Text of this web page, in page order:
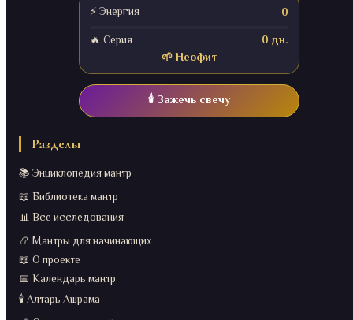
нейропластичность
очищение кармы
рудракша
саморазвитие
успокоение ума
энергетическая защита
Показать все теги
⚡ Энергия 0
🔥 Серия 0 дн.
🌱 Неофит
🕯️ Зажечь свечу
Разделы
📚 Энциклопедия мантр
📖 Библиотека мантр
📊 Все исследования
📿 Мантры для начинающих
📖 О проекте
📅 Календарь мантр
🕯️ Алтарь Ашрама